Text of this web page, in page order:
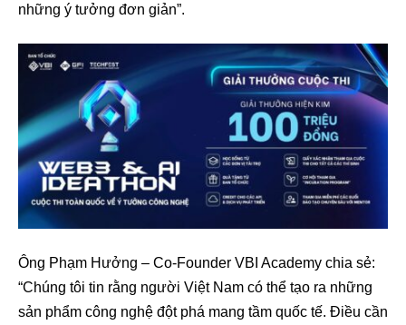
những ý tưởng đơn giản”.
Ông Phạm Hưởng – Co-Founder VBI Academy chia sẻ:
“Chúng tôi tin rằng người Việt Nam có thể tạo ra những
sản phẩm công nghệ đột phá mang tầm quốc tế. Điều cần